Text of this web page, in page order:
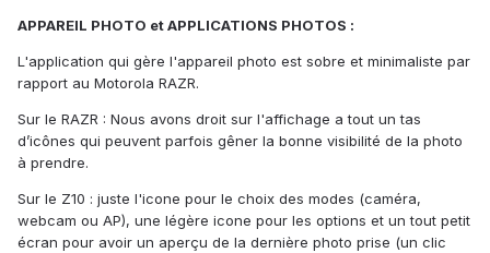
APPAREIL PHOTO et APPLICATIONS PHOTOS :
L'application qui gère l'appareil photo est sobre et minimaliste par
rapport au Motorola RAZR.
Sur le RAZR : Nous avons droit sur l'affichage a tout un tas
d’icônes qui peuvent parfois gêner la bonne visibilité de la photo
à prendre.
Sur le Z10 : juste l'icone pour le choix des modes (caméra,
webcam ou AP), une légère icone pour les options et un tout petit
écran pour avoir un aperçu de la dernière photo prise (un clic